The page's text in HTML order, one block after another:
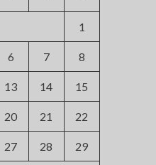
1
6 7 8
13 14 15
20 21 22
27 28 29